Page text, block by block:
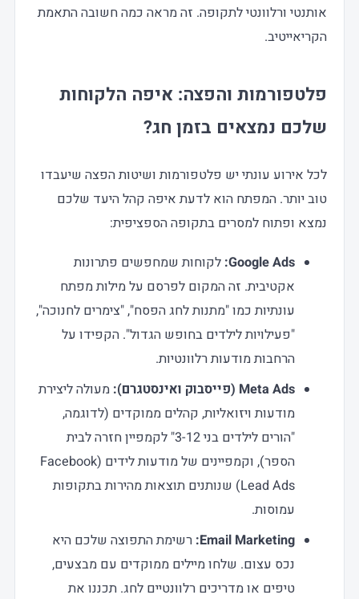
אותנטי ורלוונטי לתקופה. זה מראה כמה חשובה התאמת
הקריאייטיב.
פלטפורמות והפצה: איפה הלקוחות
שלכם נמצאים בזמן חג?
לכל אירוע עונתי יש פלטפורמות ושיטות הפצה שיעבדו
טוב יותר. המפתח הוא לדעת איפה קהל היעד שלכם
נמצא ופתוח למסרים בתקופה הספציפית:
Google Ads: לקוחות שמחפשים פתרונות
אקטיבית. זה המקום לפרסם על מילות מפתח
עונתיות כמו "מתנות לחג הפסח", "צימרים לחנוכה",
"פעילויות לילדים בחופש הגדול". הקפידו על
הרחבות מודעות רלוונטיות.
Meta Ads (פייסבוק ואינסטגרם):
מעולה ליצירת
מודעות ויזואליות, קהלים ממוקדים (לדוגמה,
"הורים לילדים בני 3-12" לקמפיין חזרה לבית
הספר), וקמפיינים של מודעות לידים (Facebook
Lead Ads) שנותנים תוצאות מהירות בתקופות
עמוסות.
Email Marketing: רשימת התפוצה שלכם היא
נכס עצום. שלחו מיילים ממוקדים עם מבצעים,
טיפים או מדריכים רלוונטיים לחג. תכננו את